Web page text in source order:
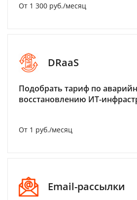
От 1 300 руб./месяц
DRaaS
Подобрать тариф по
восстановлению ИТ-
От 1 руб./месяц
Email-рассылки